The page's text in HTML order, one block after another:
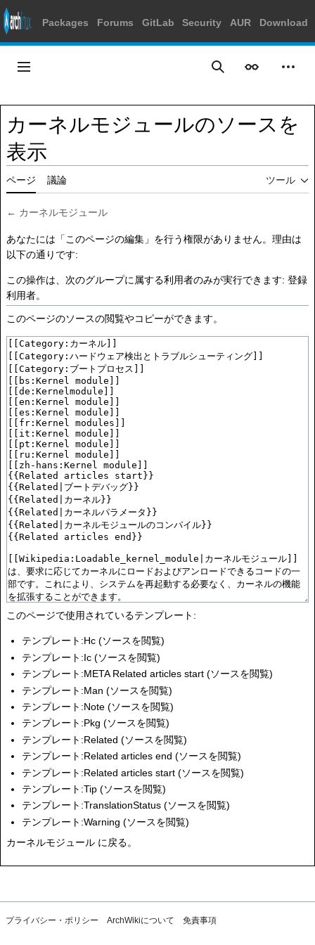
Packages Forums GitLab Security AUR Download
に
キ
ッ
プ
メインメニュー 検索 表示 個人
カーネルモジュールのソースを
表示
ページ 議論 ツール
← カーネルモジュール
あなたには「このページの編集」を行う権限がありません。理由は
以下の通りです:
この操作は、次のグループに属する利用者のみが実行できます: 登録
利用者。
このページのソースの閲覧やコピーができます。
このページで使用されているテンプレート:
テンプレート:Hc (ソースを閲覧)
テンプレート:Ic (ソースを閲覧)
テンプレート:META Related articles start (ソースを閲覧)
テンプレート:Man (ソースを閲覧)
テンプレート:Note (ソースを閲覧)
テンプレート:Pkg (ソースを閲覧)
テンプレート:Related (ソースを閲覧)
テンプレート:Related articles end (ソースを閲覧)
テンプレート:Related articles start (ソースを閲覧)
テンプレート:Tip (ソースを閲覧)
テンプレート:TranslationStatus (ソースを閲覧)
テンプレート:Warning (ソースを閲覧)
カーネルモジュール に戻る。
プライバシー・ポリシー ArchWikiについて 免責事項